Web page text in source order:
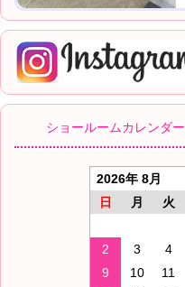
ショールームカレンダー
2026年 8月
日
月 火
2
3 4
9
10 11